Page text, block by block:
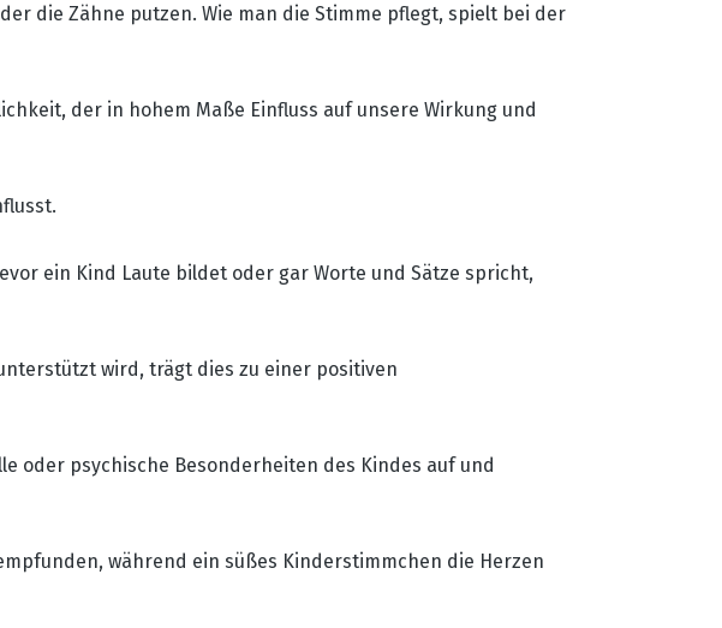
die Zähne putzen. Wie man die Stimme pflegt, spielt bei der
der in hohem Maße Einfluss auf unsere Wirkung und
ein Kind Laute bildet oder gar Worte und Sätze spricht,
wird, trägt dies zu einer positiven
oder psychische Besonderheiten des Kindes auf und
während ein süßes Kinderstimmchen die Herzen